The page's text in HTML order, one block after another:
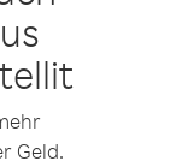
Geld.